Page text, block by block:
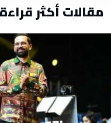
مقالات أكثر قراءة